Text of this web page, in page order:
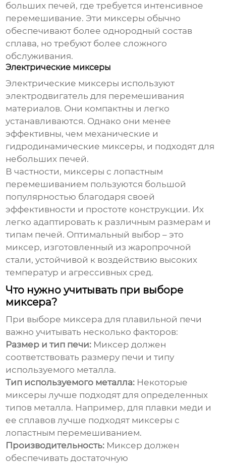
больших печей, где требуется интенсивное
перемешивание. Эти миксеры обычно
обеспечивают более однородный состав
сплава, но требуют более сложного
обслуживания.
Электрические миксеры
Электрические миксеры используют
электродвигатель для перемешивания
материалов. Они компактны и легко
устанавливаются. Однако они менее
эффективны, чем механические и
гидродинамические миксеры, и подходят для
небольших печей.
В частности, миксеры с лопастным
перемешиванием пользуются большой
популярностью благодаря своей
эффективности и простоте конструкции. Их
легко адаптировать к различным размерам и
типам печей. Оптимальный выбор – это
миксер, изготовленный из жаропрочной
стали, устойчивой к воздействию высоких
температур и агрессивных сред.
Что нужно учитывать при выборе
миксера?
При выборе миксера для плавильной печи
важно учитывать несколько факторов:
Размер и тип печи: Миксер должен
соответствовать размеру печи и типу
используемого металла.
Тип используемого металла: Некоторые
миксеры лучше подходят для определенных
типов металла. Например, для плавки меди и
ее сплавов лучше подходят миксеры с
лопастным перемешиванием.
Производительность: Миксер должен
обеспечивать достаточную